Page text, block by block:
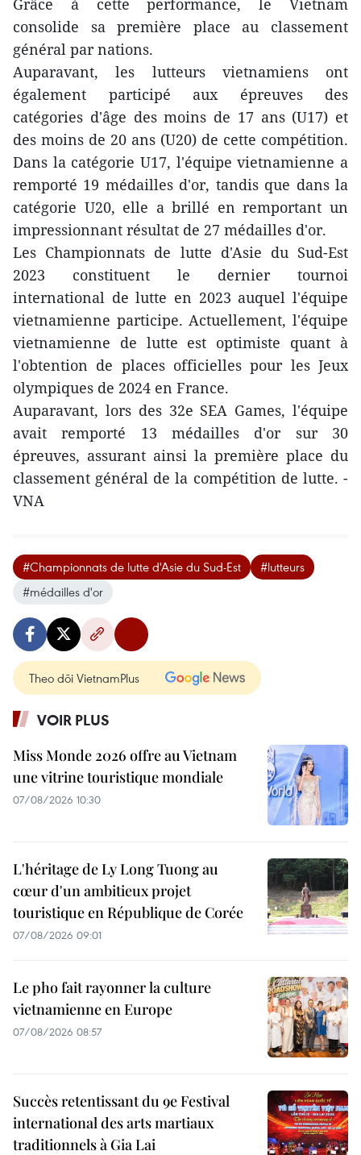
Grâce à cette performance, le Vietnam
consolide sa première place au classement
général par nations.
Auparavant, les lutteurs vietnamiens ont
également participé aux épreuves des
catégories d'âge des moins de 17 ans (U17) et
des moins de 20 ans (U20) de cette compétition.
Dans la catégorie U17, l'équipe vietnamienne a
remporté 19 médailles d'or, tandis que dans la
catégorie U20, elle a brillé en remportant un
impressionnant résultat de 27 médailles d'or.
Les Championnats de lutte d'Asie du Sud-Est
2023 constituent le dernier tournoi
international de lutte en 2023 auquel l'équipe
vietnamienne participe. Actuellement, l'équipe
vietnamienne de lutte est optimiste quant à
l'obtention de places officielles pour les Jeux
olympiques de 2024 en France.
Auparavant, lors des 32e SEA Games, l'équipe
avait remporté 13 médailles d'or sur 30
épreuves, assurant ainsi la première place du
classement général de la compétition de lutte. -
VNA
#Championnats de lutte d'Asie du Sud-Est
#lutteurs
#médailles d'or
Theo dõi VietnamPlus
VOIR PLUS
Miss Monde 2026 offre au Vietnam
une vitrine touristique mondiale
07/08/2026 10:30
L'héritage de Ly Long Tuong au
cœur d'un ambitieux projet
touristique en République de Corée
07/08/2026 09:01
Le pho fait rayonner la culture
vietnamienne en Europe
07/08/2026 08:57
Succès retentissant du 9e Festival
international des arts martiaux
traditionnels à Gia Lai